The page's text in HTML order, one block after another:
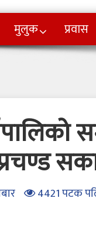
मुलुक प्रवास
प्रचण्ड
4421 पटक